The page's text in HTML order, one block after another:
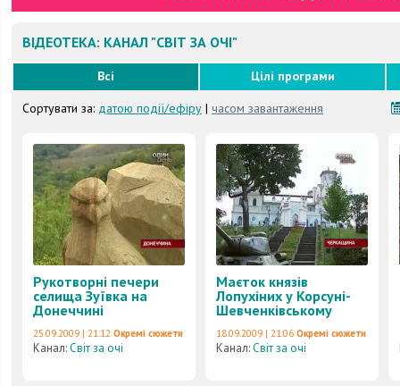
ВІДЕОТЕКА: КАНАЛ "СВІТ ЗА ОЧІ"
Всі
Цілі програми
Сортувати за: датою події/ефіру | часом завантаження
Рукотворні печери
селища Зуївка на
Донеччині
25.09.2009 | 21:12 Окремі сюжети
Канал:Світ за очі
Маєток князів
Лопухіних у Корсуні-
Шевченківському
18.09.2009 | 21:06 Окремі сюжети
Канал:Світ за очі